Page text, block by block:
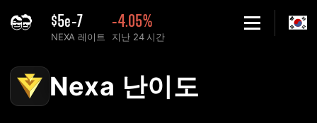
$5e-7
NEXA 레이트
-4.05%
지난 24 시간
Nexa 네트워크 난이도 차트 - 2Miners
Nexa 난이도